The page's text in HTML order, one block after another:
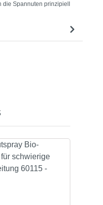
Spannuten prinzipiell